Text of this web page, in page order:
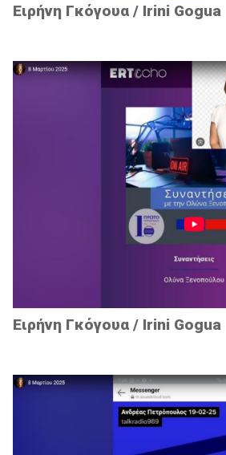
Ειρήνη Γκόγουα / Irini Gogua
Ειρήνη Γκόγουα / Irini Gogua